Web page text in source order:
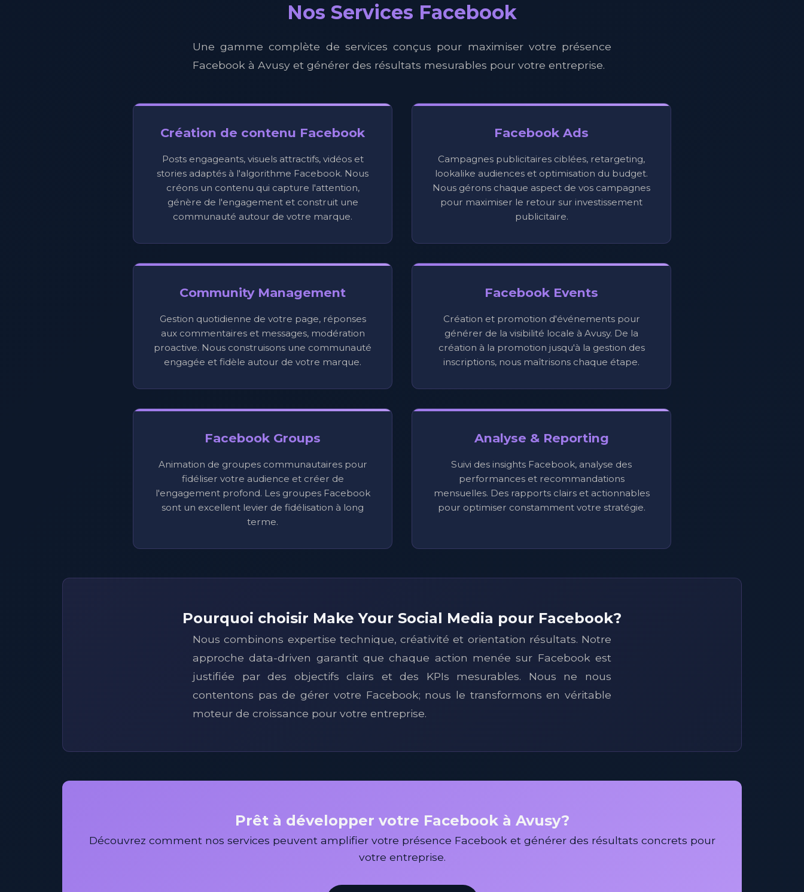
Nos Services Facebook
Une gamme complète de services conçus pour maximiser votre présence
Facebook à Avusy et générer des résultats mesurables pour votre entreprise.
Création de contenu Facebook
Posts engageants, visuels attractifs, vidéos et
stories adaptés à l'algorithme Facebook. Nous
créons un contenu qui capture l'attention,
génère de l'engagement et construit une
communauté autour de votre marque.
Facebook Ads
Campagnes publicitaires ciblées, retargeting,
lookalike audiences et optimisation du budget.
Nous gérons chaque aspect de vos campagnes
pour maximiser le retour sur investissement
publicitaire.
Community Management
Gestion quotidienne de votre page, réponses
aux commentaires et messages, modération
proactive. Nous construisons une communauté
engagée et fidèle autour de votre marque.
Facebook Events
Création et promotion d'événements pour
générer de la visibilité locale à Avusy. De la
création à la promotion jusqu'à la gestion des
inscriptions, nous maîtrisons chaque étape.
Facebook Groups
Animation de groupes communautaires pour
fidéliser votre audience et créer de
l'engagement profond. Les groupes Facebook
sont un excellent levier de fidélisation à long
terme.
Analyse & Reporting
Suivi des insights Facebook, analyse des
performances et recommandations
mensuelles. Des rapports clairs et actionnables
pour optimiser constamment votre stratégie.
Pourquoi choisir Make Your Social Media pour Facebook?
Nous combinons expertise technique, créativité et orientation résultats. Notre
approche data-driven garantit que chaque action menée sur Facebook est
justifiée par des objectifs clairs et des KPIs mesurables. Nous ne nous
contentons pas de gérer votre Facebook; nous le transformons en véritable
moteur de croissance pour votre entreprise.
Prêt à développer votre Facebook à Avusy?
Découvrez comment nos services peuvent amplifier votre présence Facebook et générer des résultats concrets pour
votre entreprise.